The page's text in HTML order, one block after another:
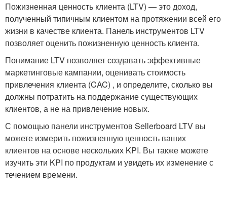
Пожизненная ценность клиента (LTV) — это доход,
полученный типичным клиентом на протяжении всей его
жизни в качестве клиента. Панель инструментов LTV
позволяет оценить пожизненную ценность клиента.
Понимание LTV позволяет создавать эффективные
маркетинговые кампании, оценивать стоимость
привлечения клиента (CAC) , и определите, сколько вы
должны потратить на поддержание существующих
клиентов, а не на привлечение новых.
С помощью панели инструментов Sellerboard LTV вы
можете измерить пожизненную ценность ваших
клиентов на основе нескольких KPI. Вы также можете
изучить эти KPI по продуктам и увидеть их изменение с
течением времени.